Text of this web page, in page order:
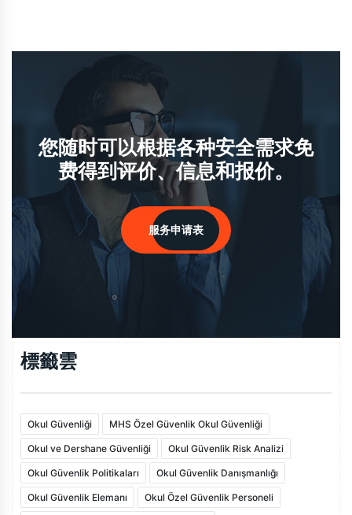
您随时可以根据各种安全需求免
费得到评价、信息和报价。
服务申请表
標籤雲
Okul Güvenliği MHS Özel Güvenlik Okul Güvenliği
Okul ve Dershane Güvenliği Okul Güvenlik Risk Analizi
Okul Güvenlik Politikaları Okul Güvenlik Danışmanlığı
Okul Güvenlik Elemanı Okul Özel Güvenlik Personeli